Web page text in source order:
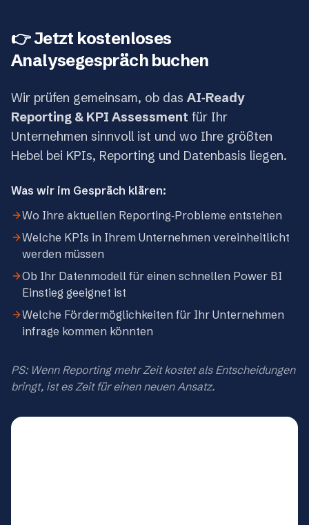
👉 Jetzt kostenloses
Analysegespräch buchen
Wir prüfen gemeinsam, ob das AI‑Ready
Reporting & KPI Assessment für Ihr
Unternehmen sinnvoll ist und wo Ihre größten
Hebel bei KPIs, Reporting und Datenbasis liegen.
Was wir im Gespräch klären:
Wo Ihre aktuellen Reporting‑Probleme entstehen
Welche KPIs in Ihrem Unternehmen vereinheitlicht
werden müssen
Ob Ihr Datenmodell für einen schnellen Power BI
Einstieg geeignet ist
Welche Fördermöglichkeiten für Ihr Unternehmen
infrage kommen könnten
PS: Wenn Reporting mehr Zeit kostet als Entscheidungen
bringt, ist es Zeit für einen neuen Ansatz.